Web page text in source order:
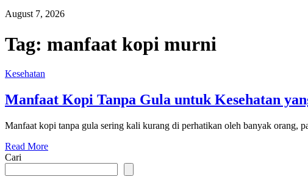
August 7, 2026
Tag: manfaat kopi murni
Kesehatan
Manfaat Kopi Tanpa Gula untuk Kesehatan
Manfaat kopi tanpa gula sering kali kurang di perhatikan oleh banyak orang,
Read More
Cari